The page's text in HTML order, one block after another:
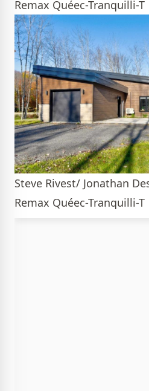
Remax Quéec-Tranquilli-T
Steve Rivest/ Jonathan
Remax Quéec-Tranquilli-T